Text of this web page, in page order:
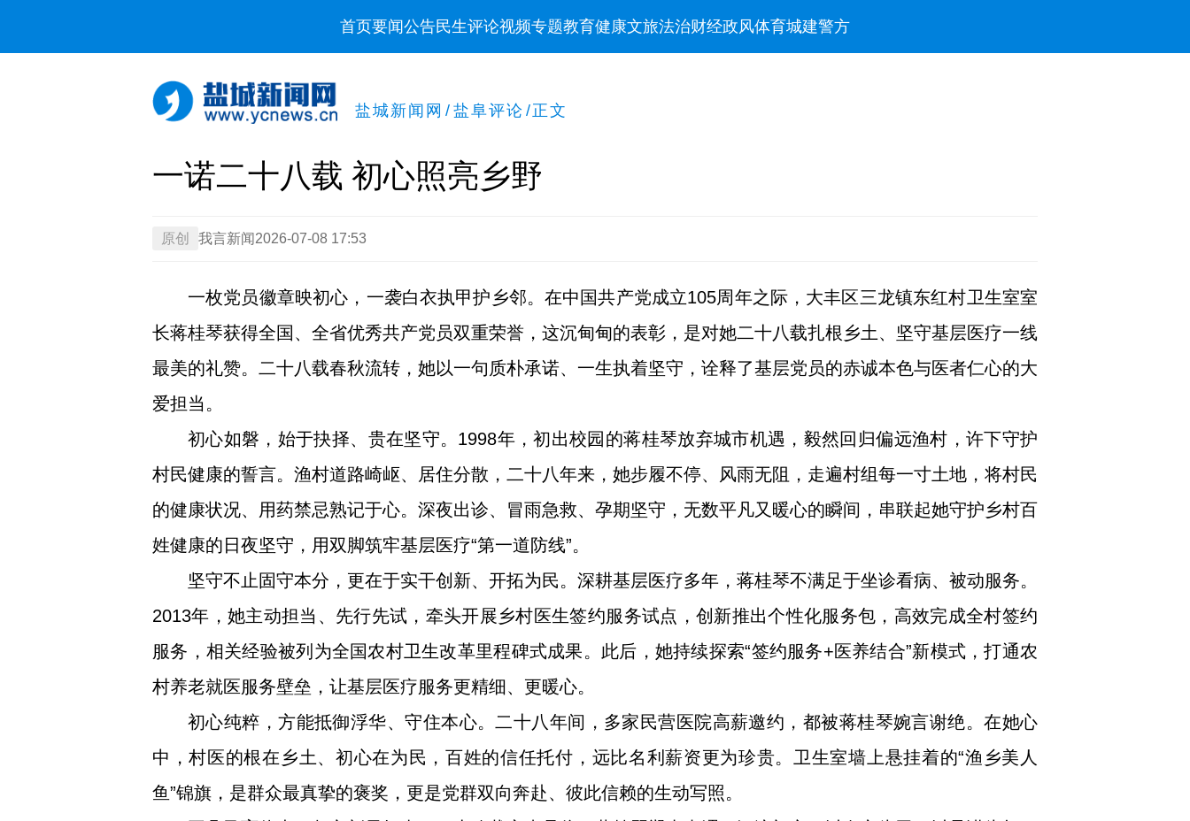
首页要闻公告民生评论视频专题教育健康文旅法治财经政风体育城建警方
盐城新闻网 / 盐阜评论 /正文
一诺二十八载 初心照亮乡野
原创 我言新闻 2026-07-08 17:53
一枚党员徽章映初心，一袭白衣执甲护乡邻。在中国共产党成立105周年之际，大丰区三龙镇东红村卫生室室
长蒋桂琴获得全国、全省优秀共产党员双重荣誉，这沉甸甸的表彰，是对她二十八载扎根乡土、坚守基层医疗一线
最美的礼赞。二十八载春秋流转，她以一句质朴承诺、一生执着坚守，诠释了基层党员的赤诚本色与医者仁心的大
爱担当。
初心如磐，始于抉择、贵在坚守。1998年，初出校园的蒋桂琴放弃城市机遇，毅然回归偏远渔村，许下守护
村民健康的誓言。渔村道路崎岖、居住分散，二十八年来，她步履不停、风雨无阻，走遍村组每一寸土地，将村民
的健康状况、用药禁忌熟记于心。深夜出诊、冒雨急救、孕期坚守，无数平凡又暖心的瞬间，串联起她守护乡村百
姓健康的日夜坚守，用双脚筑牢基层医疗“第一道防线”。
坚守不止固守本分，更在于实干创新、开拓为民。深耕基层医疗多年，蒋桂琴不满足于坐诊看病、被动服务。
2013年，她主动担当、先行先试，牵头开展乡村医生签约服务试点，创新推出个性化服务包，高效完成全村签约
服务，相关经验被列为全国农村卫生改革里程碑式成果。此后，她持续探索“签约服务+医养结合”新模式，打通农
村养老就医服务壁垒，让基层医疗服务更精细、更暖心。
初心纯粹，方能抵御浮华、守住本心。二十八年间，多家民营医院高薪邀约，都被蒋桂琴婉言谢绝。在她心
中，村医的根在乡土、初心在为民，百姓的信任托付，远比名利薪资更为珍贵。卫生室墙上悬挂着的“渔乡美人
鱼”锦旗，是群众最真挚的褒奖，更是党群双向奔赴、彼此信赖的生动写照。